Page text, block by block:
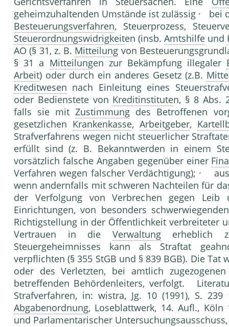
geheimzuhaltenden Umstände ist zulässig · bei
Besteuerungsverfahren, Steuerprozess,
Steuerordnungswidrigkeiten (insb. Amtshilfe und
AO (§ 31, z. B. Mitteilung von
§ 31 a Mitteilungen zur Bekämpfung illegaler
Arbeit) oder durch ein anderes Gesetz (z.B.
Kreditwesen nach Einleitung eines
oder Bedienstete von Kreditinstituten, § 8 Abs.
falls sie mitZustimmung des Betroffenen
gesetzlichen Krankenkasse, Arbeitgeber,
Strafverfahrens wegen nicht steuerlicher
erfüllt sind (z. B. Bekanntwerden in einem
vorsätzlich falsche Angaben gegenüber einer
Verfahren wegen falscher Verdächtigung); ·
wenn andernfalls mit schweren Nachteilen für
der Verfolgung von Verbrechen gegen
Einrichtungen, von besonders
Richtigstellung in der Öffentlichkeit verbreiteter
Vertrauen in die Verwaltungerheblich
Steuergeheimnisses kann als Straftat
verpflichten (§ 355 StGB und § 839 BGB). Die
oder des Verletzten, bei amtlich
betreffenden Behördenleiters, verfolgt.
Strafverfahren, in: wistra, Jg. 10 (1991), S.
Abgabenordnung, Loseblattwerk, 14. Aufl., Köln
und Parlamentarischer